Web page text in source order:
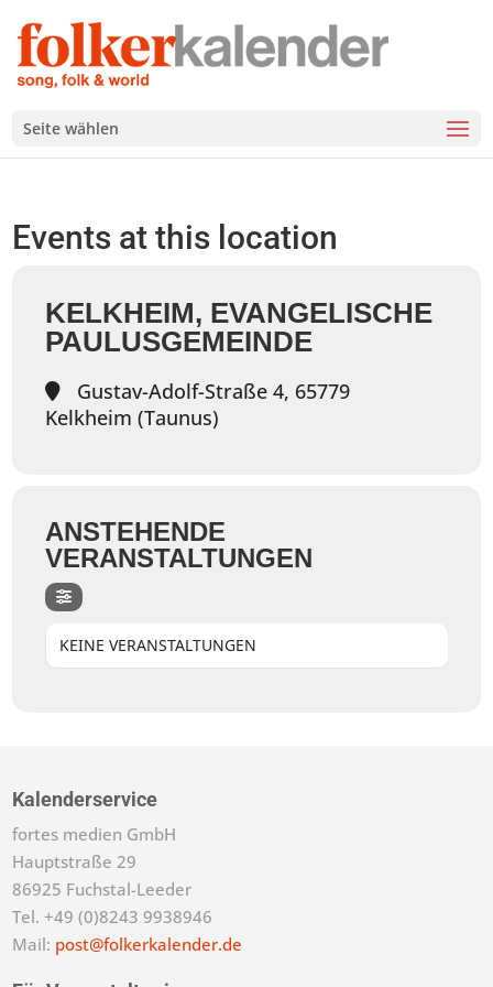
Seite wählen
Events at this location
KELKHEIM, EVANGELISCHE
PAULUSGEMEINDE
Gustav-Adolf-Straße 4, 65779
Kelkheim (Taunus)
ANSTEHENDE
VERANSTALTUNGEN
KEINE VERANSTALTUNGEN
Kalenderservice
fortes medien GmbH
Hauptstraße 29
86925 Fuchstal-Leeder
Tel. +49 (0)8243 9938946
Mail: post@folkerkalender.de